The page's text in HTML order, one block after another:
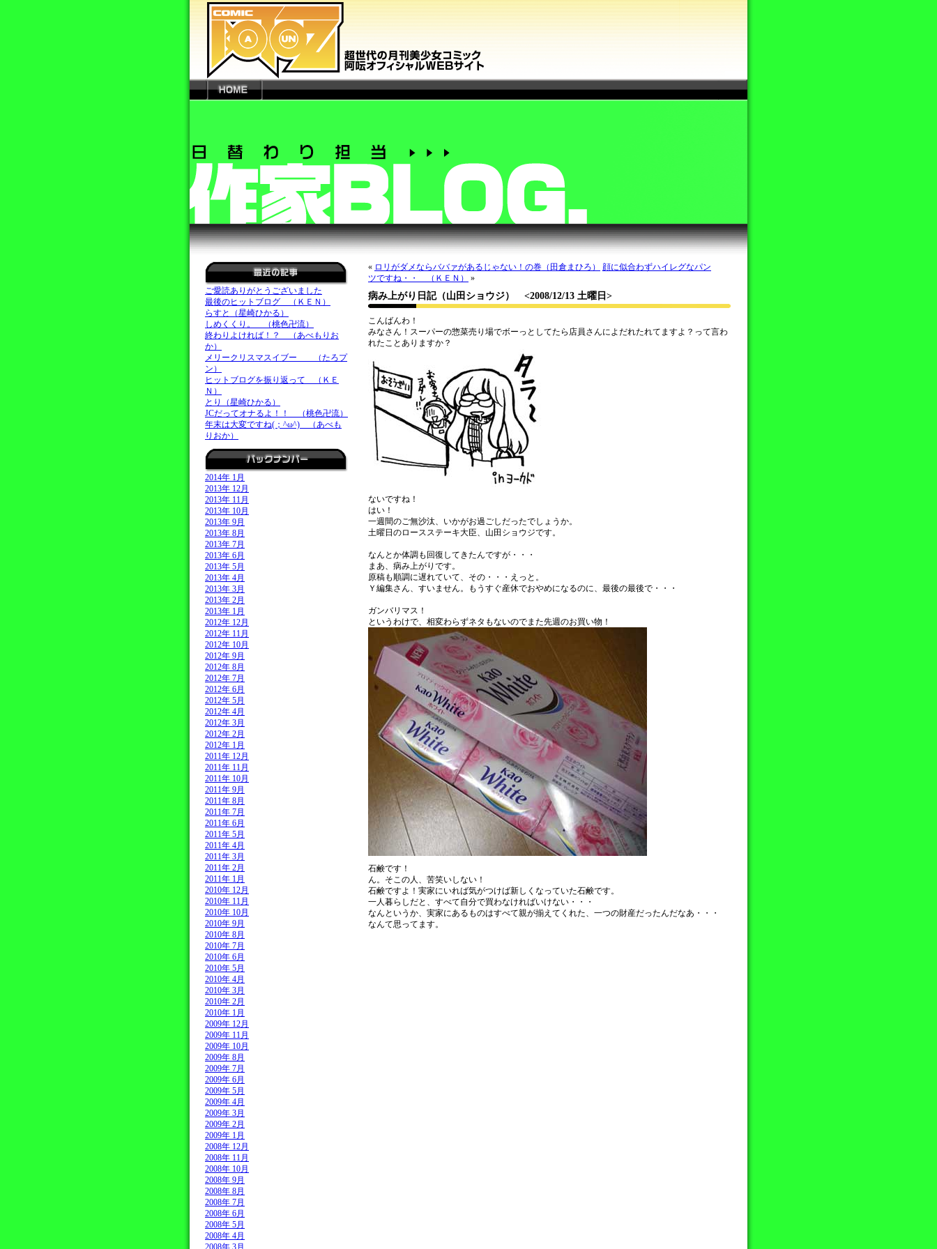
ご愛読ありがとうございました
最後のヒットブログ （ＫＥＮ）
らすと（星崎ひかる）
しめくくり。 （桃色卍流）
終わりよければ！？ （あべもりお
か）
メリークリスマスイブー （たろプ
ン）
ヒットブログを振り返って （ＫＥ
Ｎ）
とり（星崎ひかる）
JCだってオナるよ！！ （桃色卍流）
年末は大変ですね(；^ω^) （あべも
りおか）
2014年 1月
2013年 12月
2013年 11月
2013年 10月
2013年 9月
2013年 8月
2013年 7月
2013年 6月
2013年 5月
2013年 4月
2013年 3月
2013年 2月
2013年 1月
2012年 12月
2012年 11月
2012年 10月
2012年 9月
2012年 8月
2012年 7月
2012年 6月
2012年 5月
2012年 4月
2012年 3月
2012年 2月
2012年 1月
2011年 12月
2011年 11月
2011年 10月
2011年 9月
2011年 8月
2011年 7月
2011年 6月
2011年 5月
2011年 4月
2011年 3月
2011年 2月
2011年 1月
2010年 12月
2010年 11月
2010年 10月
2010年 9月
2010年 8月
2010年 7月
2010年 6月
2010年 5月
2010年 4月
2010年 3月
2010年 2月
2010年 1月
2009年 12月
2009年 11月
2009年 10月
2009年 8月
2009年 7月
2009年 6月
2009年 5月
2009年 4月
2009年 3月
2009年 2月
2009年 1月
2008年 12月
2008年 11月
2008年 10月
2008年 9月
2008年 8月
2008年 7月
2008年 6月
2008年 5月
2008年 4月
2008年 3月
« ロリがダメならババァがあるじゃない！の巻（田倉まひろ）
顔に似合わずハイレグなパン
ツですね・・ （ＫＥＮ）
»
病み上がり日記（山田ショウジ） <2008/12/13 土曜日>
こんばんわ！
みなさん！スーパーの惣菜売り場でボーっとしてたら店員さんによだれたれてますよ？って言わ
れたことありますか？
ないですね！
はい！
一週間のご無沙汰、いかがお過ごしだったでしょうか。
土曜日のロースステーキ大臣、山田ショウジです。
なんとか体調も回復してきたんですが・・・
まあ、病み上がりです。
原稿も順調に遅れていて、その・・・えっと。
Ｙ編集さん、すいません。もうすぐ産休でおやめになるのに、最後の最後で・・・
ガンバリマス！
というわけで、相変わらずネタもないのでまた先週のお買い物！
石鹸です！
ん。そこの人、苦笑いしない！
石鹸ですよ！実家にいれば気がつけば新しくなっていた石鹸です。
一人暮らしだと、すべて自分で買わなければいけない・・・
なんというか、実家にあるものはすべて親が揃えてくれた、一つの財産だったんだなあ・・・
なんて思ってます。